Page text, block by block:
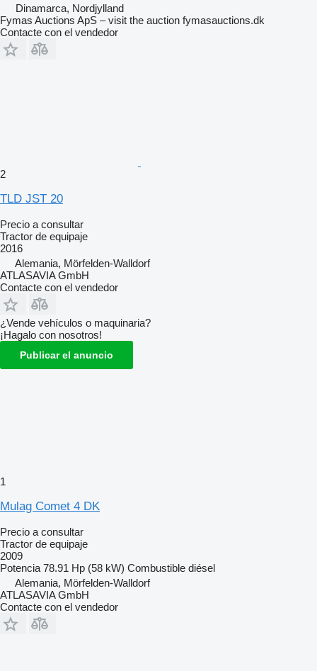
Dinamarca, Nordjylland
Fymas Auctions ApS – visit the auction fymasauctions.dk
Contacte con el vendedor
2
TLD JST 20
Precio a consultar
Tractor de equipaje
2016
Alemania, Mörfelden-Walldorf
ATLASAVIA GmbH
Contacte con el vendedor
¿Vende vehículos o maquinaria?
¡Hagalo con nosotros!
Publicar el anuncio
1
Mulag Comet 4 DK
Precio a consultar
Tractor de equipaje
2009
Potencia 78.91 Hp (58 kW) Combustible diésel
Alemania, Mörfelden-Walldorf
ATLASAVIA GmbH
Contacte con el vendedor